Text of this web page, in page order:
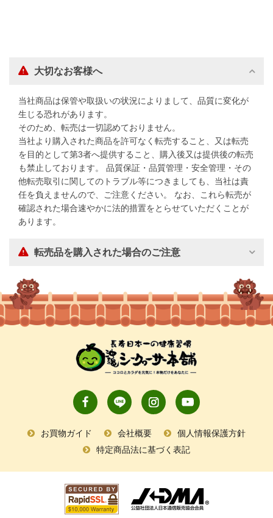
大切なお客様へ
当社商品は保管や取扱いの状況によりまして、品質に変化が
生じる恐れがあります。
そのため、転売は一切認めておりません。
当社より購入された商品を許可なく転売すること、又は転売
を目的として第3者へ提供すること、購入後又は提供後の転売
も禁止しております。 品質保証・品質管理・安全管理・その
他転売取引に関してのトラブル等につきましても、当社は責
任を負えませんので、ご注意ください。 なお、これら転売が
確認された場合速やかに法的措置をとらせていただくことが
あります。
転売品を購入された場合のご注意
お買物ガイド 会社概要
個人情報保護方針
特定商品法に基づく表記